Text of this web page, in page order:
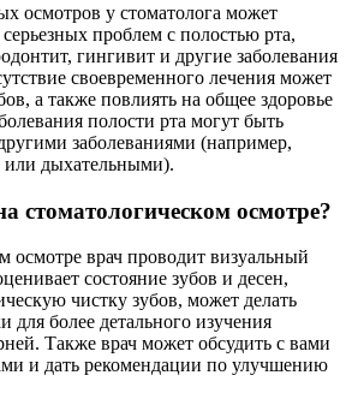
осмотров у стоматолога может
проблем с полостью рта,
гингивит и другие заболевания
своевременного лечения может
а также повлиять на общее здоровье
полости рта могут быть
заболеваниями (например,
или дыхательными).
стоматологическом осмотре?
осмотре врач проводит визуальный
состояние зубов и десен,
чистку зубов, может делать
для более детального изучения
Также врач может обсудить с вами
и дать рекомендации по улучшению